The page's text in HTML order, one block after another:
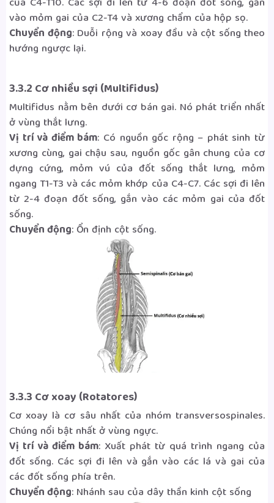
vào mỏm gai của C2-T4 và xương chẩm của hộp sọ.
Chuyển động: Duỗi rộng và xoay đầu và cột sống theo
hướng ngược lại.
3.3.2 Cơ nhiều sợi (Multifidus)
Multifidus nằm bên dưới cơ bán gai. Nó phát triển nhất
ở vùng thắt lưng.
Vị trí và điểm bám: Có nguồn gốc rộng – phát sinh từ
xương cùng, gai chậu sau, nguồn gốc gân chung của cơ
dựng cứng, mỏm vú của đốt sống thắt lưng, mỏm
ngang T1-T3 và các mỏm khớp của C4-C7. Các sợi đi lên
từ 2-4 đoạn đốt sống, gắn vào các mỏm gai của đốt
sống.
Chuyển động: Ổn định cột sống.
3.3.3 Cơ xoay (Rotatores)
Cơ xoay là cơ sâu nhất của nhóm transversospinales.
Chúng nổi bật nhất ở vùng ngực.
Vị trí và điểm bám: Xuất phát từ quá trình ngang của
đốt sống. Các sợi đi lên và gắn vào các lá và gai của
các đốt sống phía trên.
Chuyển động: Nhánh sau của dây thần kinh cột sống